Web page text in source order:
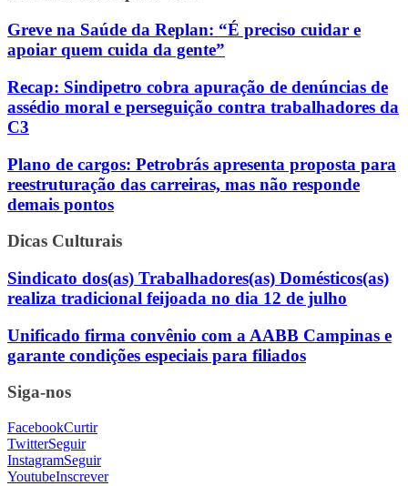
Greve na Saúde da Replan: “É preciso cuidar e
apoiar quem cuida da gente”
Recap: Sindipetro cobra apuração de denúncias de
assédio moral e perseguição contra trabalhadores da
C3
Plano de cargos: Petrobrás apresenta proposta para
reestruturação das carreiras, mas não responde
demais pontos
Dicas Culturais
Sindicato dos(as) Trabalhadores(as) Domésticos(as)
realiza tradicional feijoada no dia 12 de julho
Unificado firma convênio com a AABB Campinas e
garante condições especiais para filiados
Siga-nos
FacebookCurtir
TwitterSeguir
InstagramSeguir
YoutubeInscrever